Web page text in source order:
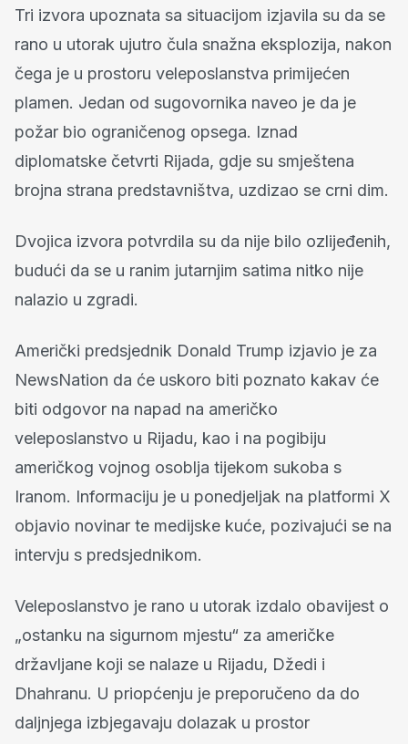
Tri izvora upoznata sa situacijom izjavila su da se
rano u utorak ujutro čula snažna eksplozija, nakon
čega je u prostoru veleposlanstva primijećen
plamen. Jedan od sugovornika naveo je da je
požar bio ograničenog opsega. Iznad
diplomatske četvrti Rijada, gdje su smještena
brojna strana predstavništva, uzdizao se crni dim.
Dvojica izvora potvrdila su da nije bilo ozlijeđenih,
budući da se u ranim jutarnjim satima nitko nije
nalazio u zgradi.
Američki predsjednik Donald Trump izjavio je za
NewsNation da će uskoro biti poznato kakav će
biti odgovor na napad na američko
veleposlanstvo u Rijadu, kao i na pogibiju
američkog vojnog osoblja tijekom sukoba s
Iranom. Informaciju je u ponedjeljak na platformi X
objavio novinar te medijske kuće, pozivajući se na
intervju s predsjednikom.
Veleposlanstvo je rano u utorak izdalo obavijest o
„ostanku na sigurnom mjestu“ za američke
državljane koji se nalaze u Rijadu, Džedi i
Dhahranu. U priopćenju je preporučeno da do
daljnjega izbjegavaju dolazak u prostor